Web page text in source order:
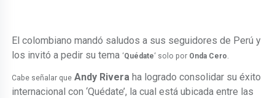
El colombiano mandó saludos a sus seguidores de Perú y
los invitó a pedir su tema ‘Quédate‘ solo por Onda Cero
Cabe señalar que Andy Rivera ha logrado consolidar su éxito
internacional con ‘Quédate’, la cual está ubicada entre las